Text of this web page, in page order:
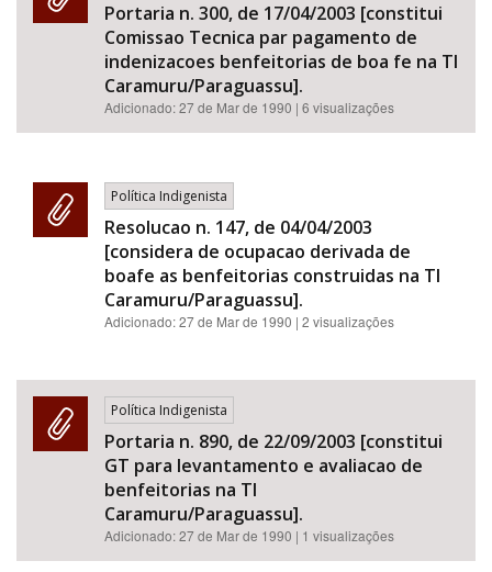
Portaria n. 300, de 17/04/2003 [constitui
Comissao Tecnica par pagamento de
indenizacoes benfeitorias de boa fe na TI
Caramuru/Paraguassu].
Adicionado:27 de Mar de 1990 | 6 visualizações
Política Indigenista
Resolucao n. 147, de 04/04/2003
[considera de ocupacao derivada de
boafe as benfeitorias construidas na TI
Caramuru/Paraguassu].
Adicionado:27 de Mar de 1990 | 2 visualizações
Política Indigenista
Portaria n. 890, de 22/09/2003 [constitui
GT para levantamento e avaliacao de
benfeitorias na TI
Caramuru/Paraguassu].
Adicionado:27 de Mar de 1990 | 1 visualizações